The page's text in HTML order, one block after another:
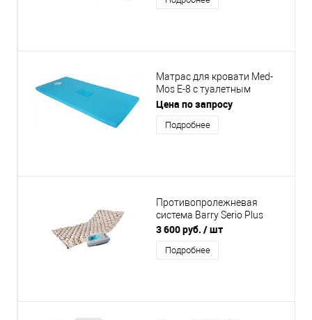
Матрас для кровати Med-
Mos Е-8 с туалетным
устройством
универсальный
Цена по запросу
Подробнее
Противопролежневая
система Barry Serio Plus
3 600 руб. / шт
Подробнее